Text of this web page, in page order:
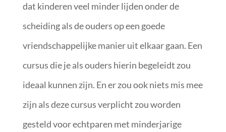
dat kinderen veel minder lijden onder de
scheiding als de ouders op een goede
vriendschappelijke manier uit elkaar gaan. Een
cursus die je als ouders hierin begeleidt zou
ideaal kunnen zijn. En er zou ook niets mis mee
zijn als deze cursus verplicht zou worden
gesteld voor echtparen met minderjarige